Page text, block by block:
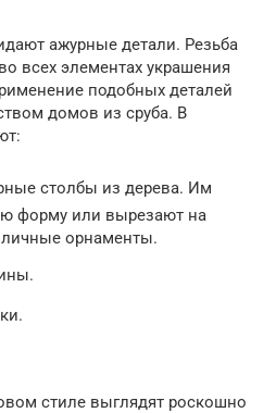
ажурные детали. Резьба
всех элементах украшения
подобных деталей
домов из сруба. В
столбы из дерева. Им
форму или вырезают на
орнаменты.
стиле выглядят роскошно